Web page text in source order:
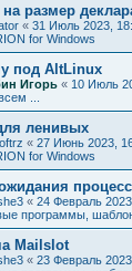
размер
« 31 Июль 2023,
for Windows
под AltLinux
Игорь « 10 Июль
...
ленивых
« 27 Июнь 2023,
for Windows
« 24 Февраль
программы,
Mailslot
« 23 Февраль